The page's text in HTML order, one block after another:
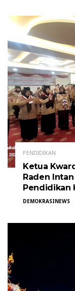
PENDIDIKAN
Ketua
Raden
Pendidikan
DEMOKRASINEWS